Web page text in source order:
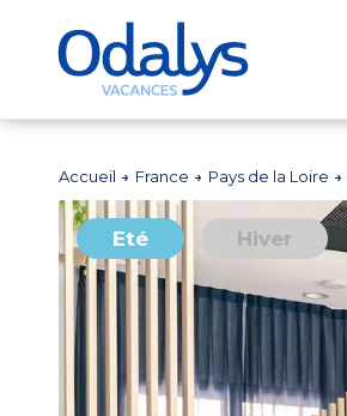
Accueil France Pays de la Loire
Eté Hiver